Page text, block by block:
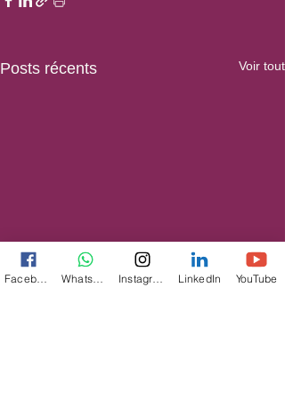
Posts récents Voir tout
LinkedIn YouTube